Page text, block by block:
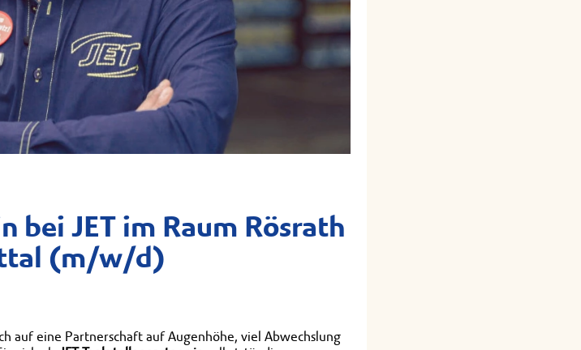
JET im Raum Rösrath
(m/w/d)
auf eine Partnerschaft auf Augenhöhe, viel Abwechslung